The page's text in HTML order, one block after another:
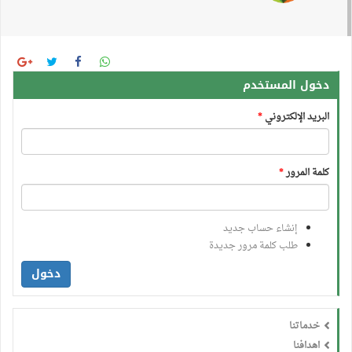
دخول المستخدم
البريد الإلكتروني*
كلمة المرور*
إنشاء حساب جديد
طلب كلمة مرور جديدة
دخول
خدماتنا
اهدافنا